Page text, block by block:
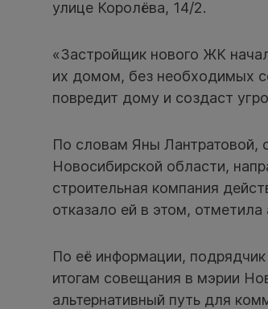
улице Королёва, 14/2.
«Застройщик нового ЖК
их домом, без необходимых
повредит дому и создаст
По словам Яны Лантратовой,
Новосибирской области,
строительная компания
отказало ей в этом, отметила
По её информации,
итогам совещания в мэрии
альтернативный путь для